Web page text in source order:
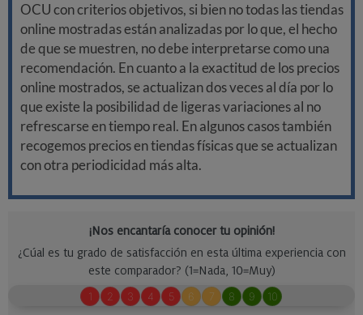
OCU con criterios objetivos, si bien no todas las tiendas
online mostradas están analizadas por lo que, el hecho
de que se muestren, no debe interpretarse como una
recomendación. En cuanto a la exactitud de los precios
online mostrados, se actualizan dos veces al día por lo
que existe la posibilidad de ligeras variaciones al no
refrescarse en tiempo real. En algunos casos también
recogemos precios en tiendas físicas que se actualizan
con otra periodicidad más alta.